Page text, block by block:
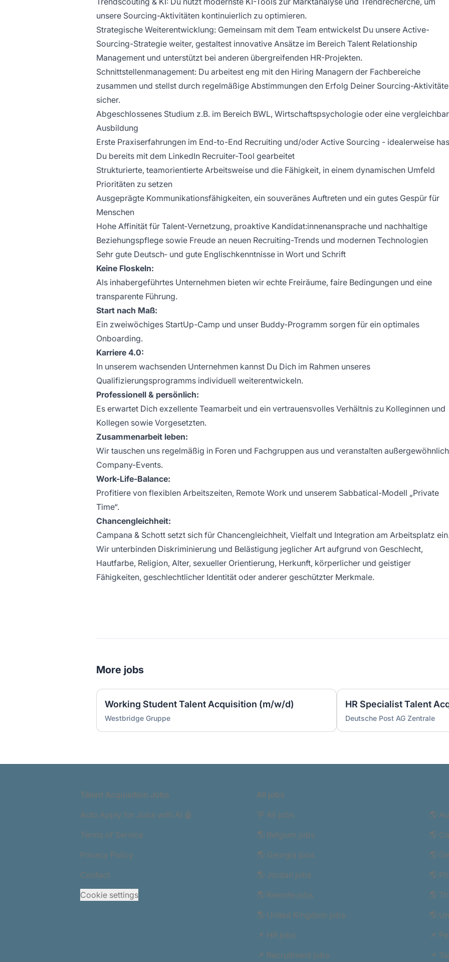
unsere Sourcing-Aktivitäten kontinuierlich zu optimieren.
Strategische Weiterentwicklung: Gemeinsam mit dem Team entwickelst Du unsere Active-
Sourcing-Strategie weiter, gestaltest innovative Ansätze im Bereich Talent Relationship
Management und unterstützt bei anderen übergreifenden HR-Projekten.
Schnittstellenmanagement: Du arbeitest eng mit den Hiring Managern der Fachbereiche
zusammen und stellst durch regelmäßige Abstimmungen den Erfolg Deiner Sourcing-
sicher.
Abgeschlossenes Studium z.B. im Bereich BWL, Wirtschaftspsychologie oder eine
Ausbildung
Erste Praxiserfahrungen im End-to-End Recruiting und/oder Active Sourcing - idealerweise
Du bereits mit dem LinkedIn Recruiter-Tool gearbeitet
Strukturierte, teamorientierte Arbeitsweise und die Fähigkeit, in einem dynamischen Umfeld
Prioritäten zu setzen
Ausgeprägte Kommunikationsfähigkeiten, ein souveränes Auftreten und ein gutes Gespür für
Menschen
Hohe Affinität für Talent‑Vernetzung, proaktive Kandidat:innenansprache und nachhaltige
Beziehungspflege sowie Freude an neuen Recruiting-Trends und modernen Technologien
Sehr gute Deutsch‑ und gute Englischkenntnisse in Wort und Schrift
Keine Floskeln:
Als inhabergeführtes Unternehmen bieten wir echte Freiräume, faire Bedingungen und eine
transparente Führung.
Start nach Maß:
Ein zweiwöchiges StartUp-Camp und unser Buddy-Programm sorgen für ein optimales
Onboarding.
Karriere 4.0:
In unserem wachsenden Unternehmen kannst Du Dich im Rahmen unseres
Qualifizierungsprogramms individuell weiterentwickeln.
Professionell & persönlich:
Es erwartet Dich exzellente Teamarbeit und ein vertrauensvolles Verhältnis zu Kolleginnen und
Kollegen sowie Vorgesetzten.
Zusammenarbeit leben:
Wir tauschen uns regelmäßig in Foren und Fachgruppen aus und veranstalten
Company-Events.
Work-Life-Balance:
Profitiere von flexiblen Arbeitszeiten, Remote Work und unserem Sabbatical-Modell „Private
Time“.
Chancengleichheit:
Campana & Schott setzt sich für Chancengleichheit, Vielfalt und Integration am Arbeitsplatz
Wir unterbinden Diskriminierung und Belästigung jeglicher Art aufgrund von Geschlecht,
Hautfarbe, Religion, Alter, sexueller Orientierung, Herkunft, körperlicher und geistiger
Fähigkeiten, geschlechtlicher Identität oder anderer geschützter Merkmale.
More jobs
Working Student Talent Acquisition (m/w/d)
Westbridge Gruppe
HR Specialist Talent
Deutsche Post AG Zentrale
Talent Acquisition Jobs
Auto Apply for Jobs with AI 🤖
Terms of Service
Privacy Policy
Contact
Cookie settings
All jobs
🪧 All jobs
🌎
🌎 Belgium jobs
🌎
🌎 Georgia jobs
🌎
🌎 Jordan jobs
🌎
🌎 Remote jobs
🌎
🌎 United Kingdom jobs
🌎
📌 HR jobs
📌
📌 Recruitment jobs
📌